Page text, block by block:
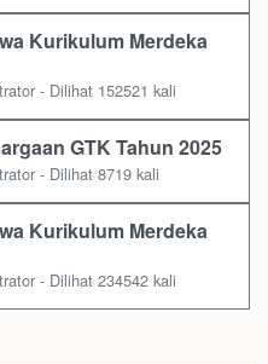
Kurikulum Merdeka
- Dilihat 152521 kali
GTK Tahun 2025
- Dilihat 8719 kali
Kurikulum Merdeka
- Dilihat 234542 kali